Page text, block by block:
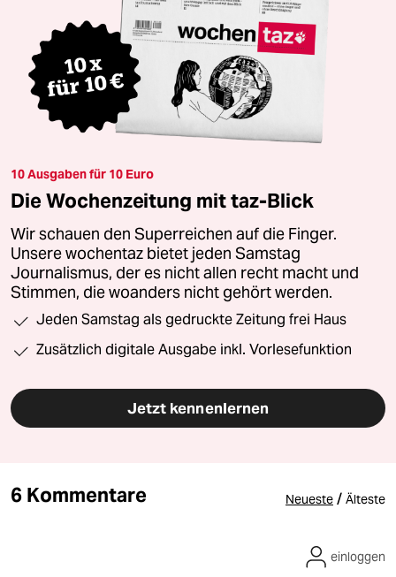
10 Ausgaben für 10 Euro
Die Wochenzeitung mit taz-Blick
Wir schauen den Superreichen auf die Finger.
Unsere wochentaz bietet jeden Samstag
Journalismus, der es nicht allen recht macht und
Stimmen, die woanders nicht gehört werden.
Jeden Samstag als gedruckte Zeitung frei Haus
Zusätzlich digitale Ausgabe inkl. Vorlesefunktion
Jetzt kennenlernen
6 Kommentare Neueste / Älteste
einloggen